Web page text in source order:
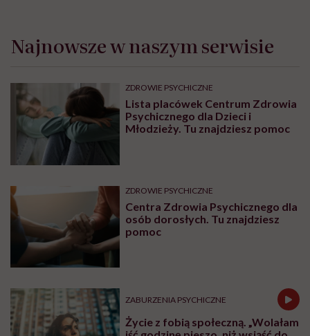
Najnowsze w naszym serwisie
ZDROWIE PSYCHICZNE
Lista placówek Centrum Zdrowia
Psychicznego dla Dzieci i
Młodzieży. Tu znajdziesz pomoc
ZDROWIE PSYCHICZNE
Centra Zdrowia Psychicznego dla
osób dorosłych. Tu znajdziesz
pomoc
ZABURZENIA PSYCHICZNE
Życie z fobią społeczną. „Wolałam